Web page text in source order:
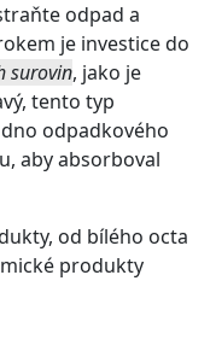
odpad a
je investice do
surovin, jako je
tento typ
odpadkového
aby absorboval
od bílého octa
produkty